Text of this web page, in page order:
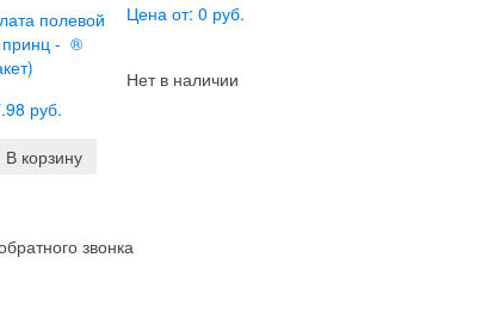
полевой
принц - ®
руб.
В корзину
Цена от: 0 руб.
Нет в наличии
звонка